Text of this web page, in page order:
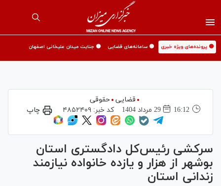
🟡 پرونده‌های ویژه خبری 🟡 سامانه‌های قضایی 🟡 جنایت میدان علیخانی اصفهان
قضایی حقوقی
16:12
29 مرداد 1404 کد خبر: ۴۸۵۲۴۰۹ چاپ
سرکشی رئیس‌کل دادگستری استان
بوشهر از هزار و یازده خانواده نیازمند
زندانی استان